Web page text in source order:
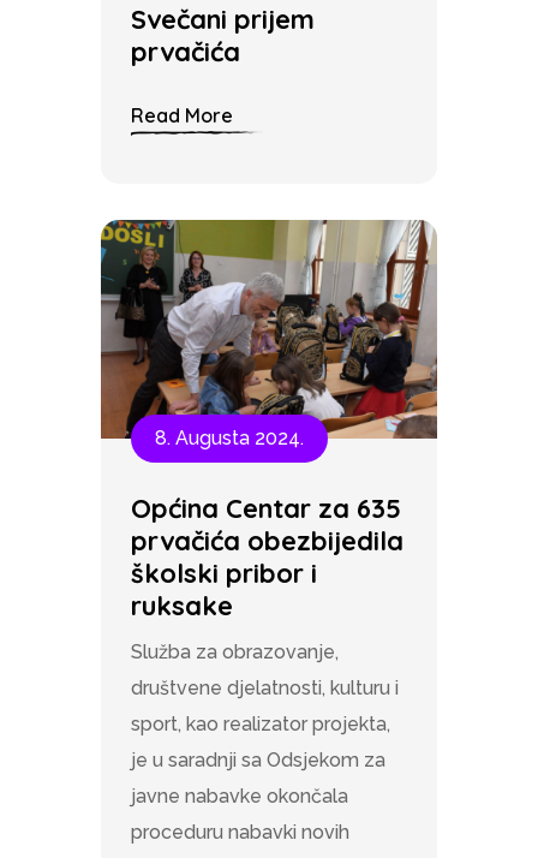
Svečani prijem
prvačića
Read More
8. Augusta 2024.
Općina Centar za 635
prvačića obezbijedila
školski pribor i
ruksake
Služba za obrazovanje,
društvene djelatnosti, kulturu i
sport, kao realizator projekta,
je u saradnji sa Odsjekom za
javne nabavke okončala
proceduru nabavki novih